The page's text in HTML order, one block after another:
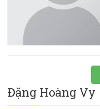
Đặng Hoàng Vy